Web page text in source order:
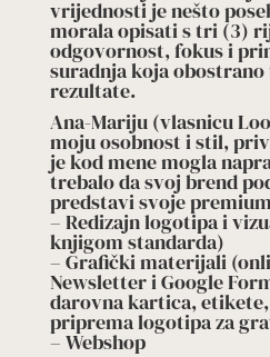
vrijednosti je nešto
morala opisati s tri (3)
odgovornost, fokus i
suradnja koja
rezultate.
Ana-Mariju (vlasnicu
moju osobnost i stil,
je kod mene mogla
trebalo da svoj brend
predstavi svoje
– Redizajn logotipa i
knjigom standarda)
– Grafički materijali
Newsletter i Google
darovna kartica,
priprema logotipa za
– Webshop